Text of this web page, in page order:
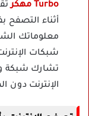
Turbo مهكر
أثناء التصفح
معلوماتك
شبكات
تشارك شبكة
الإنترنت